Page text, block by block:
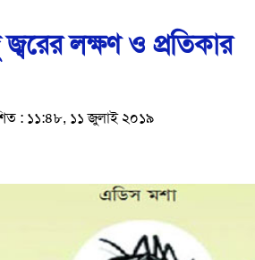
জ্বরের লক্ষণ ও প্রতিকার
: ১১:৪৮, ১১ জুলাই ২০১৯